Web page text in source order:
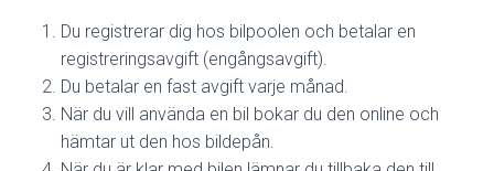
Du registrerar dig hos bilpoolen och betalar en
registreringsavgift (engångsavgift).
Du betalar en fast avgift varje månad.
När du vill använda en bil bokar du den online och
hämtar ut den hos bildepån.